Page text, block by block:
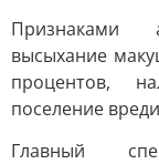
Признаками
высыхание
процентов,
поселение
Главный